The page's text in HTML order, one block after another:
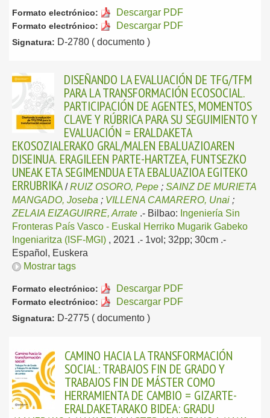
Formato electrónico: Descargar PDF
Formato electrónico: Descargar PDF
Signatura: D-2780 ( documento )
DISEÑANDO LA EVALUACIÓN DE TFG/TFM
PARA LA TRANSFORMACIÓN ECOSOCIAL.
PARTICIPACIÓN DE AGENTES, MOMENTOS
CLAVE Y RÚBRICA PARA SU SEGUIMIENTO Y
EVALUACIÓN = ERALDAKETA
EKOSOZIALERAKO GRAL/MALEN EBALUAZIOAREN
DISEINUA. ERAGILEEN PARTE-HARTZEA, FUNTSEZKO
UNEAK ETA SEGIMENDUA ETA EBALUAZIOA EGITEKO
ERRUBRIKA /RUIZ OSORO, Pepe ; SAINZ DE MURIETA
MANGADO, Joseba ; VILLENA CAMARERO, Unai ;
ZELAIA EIZAGUIRRE, Arrate .- Bilbao: Ingeniería Sin
Fronteras País Vasco - Euskal Herriko Mugarik Gabeko
Ingeniaritza (ISF-MGI) , 2021 .- 1vol; 32pp; 30cm .-
Español, Euskera
Mostrar tags
Formato electrónico: Descargar PDF
Formato electrónico: Descargar PDF
Signatura: D-2775 ( documento )
CAMINO HACIA LA TRANSFORMACIÓN
SOCIAL: TRABAJOS FIN DE GRADO Y
TRABAJOS FIN DE MÁSTER COMO
HERRAMIENTA DE CAMBIO = GIZARTE-
ERALDAKETARAKO BIDEA: GRADU